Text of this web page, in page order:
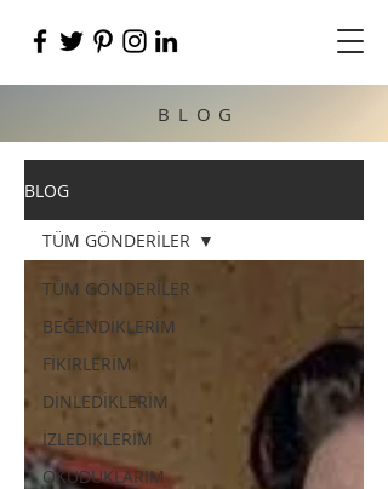
BLOG
TÜM GÖNDERİLER
BEĞENDİKLERİM
FİKİRLERİM
DİNLEDİKLERİM
İZLEDİKLERİM
OKUDUKLARIM
TÜM GÖNDERİLER
BLOG